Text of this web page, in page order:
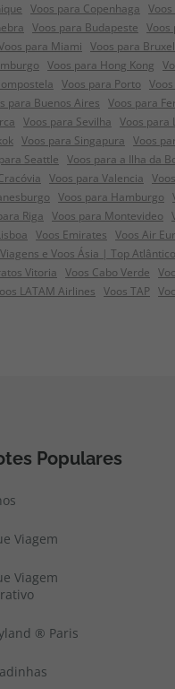
Voos para Copenhaga
Voos para Budapeste Voos
para Miami Voos para
Voos para Hong Kong
Voos para Porto
para Buenos Aires Voos para
Voos para Sevilha Voos para
Voos para Singapura Voos
Seattle Voos para a Ilha da
Voos para Valencia
Voos para Hamburgo
Riga Voos para Montevideo
Voos Emirates Voos Air
Viagens e Voos Ásia | Top Atlântico
Vitoria Voos Cabo Verde
LATAM Airlines Voos TAP
Populares
Viagem
Viagem
® Paris